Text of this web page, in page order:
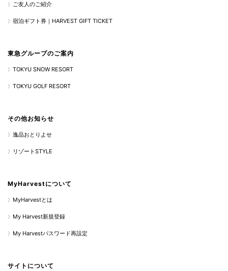
ご友人のご紹介
宿泊ギフト券｜HARVEST GIFT TICKET
東急グループのご案内
TOKYU SNOW RESORT
TOKYU GOLF RESORT
その他お知らせ
逸品おとりよせ
リゾートSTYLE
MyHarvestについて
MyHarvestとは
My Harvest新規登録
My Harvestパスワード再設定
サイトについて